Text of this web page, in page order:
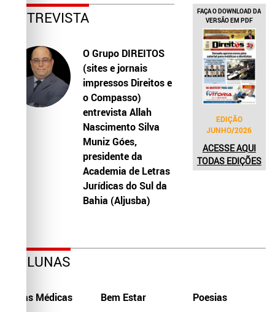
ENTREVISTA
O Grupo DIREITOS
(sites e jornais
impressos Direitos e
o Compasso)
entrevista Allah
Nascimento Silva
Muniz Góes,
presidente da
Academia de Letras
Jurídicas do Sul da
Bahia (Aljusba)
FAÇA O DOWNLOAD DA
VERSÃO EM PDF
EDIÇÃO
JUNHO/2026
ACESSE AQUI
TODAS EDIÇÕES
COLUNAS
Dicas Médicas Bem Estar Poesias